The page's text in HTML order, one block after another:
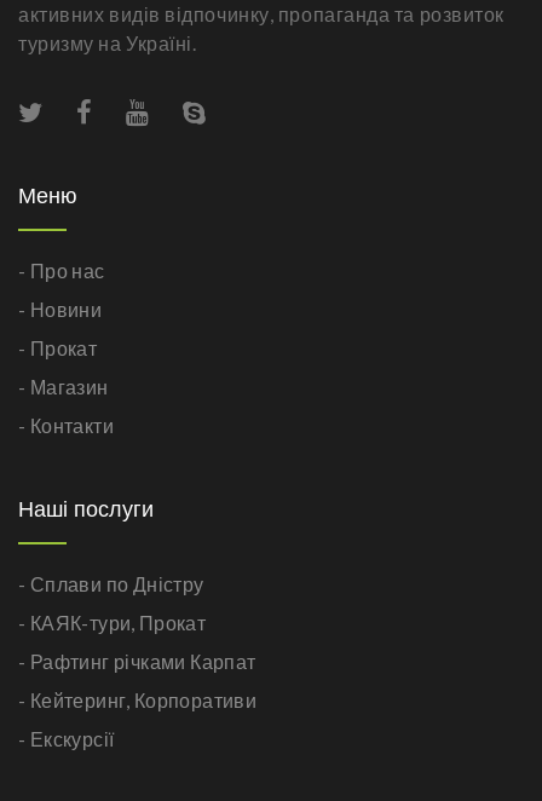
активних видів відпочинку, пропаганда та розвиток
туризму на Україні.
Меню
- Про нас
- Новини
- Прокат
- Магазин
- Контакти
Наші послуги
- Сплави по Дністру
- КАЯК-тури, Прокат
- Рафтинг річками Карпат
- Кейтеринг, Корпоративи
- Екскурсії